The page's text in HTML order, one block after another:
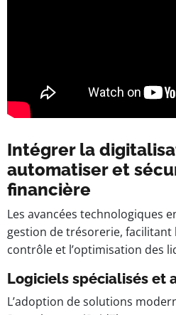
Intégrer la
automatiser et
financière
Les avancées technologiques
gestion de trésorerie, facilitant
contrôle et l’optimisation des
Logiciels spécialisés et
L’adoption de solutions